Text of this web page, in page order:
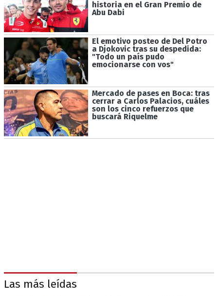
historia en el Gran Premio de
Abu Dabi
El emotivo posteo de Del Potro
a Djokovic tras su despedida:
"Todo un país pudo
emocionarse con vos"
Mercado de pases en Boca: tras
cerrar a Carlos Palacios, cuáles
son los cinco refuerzos que
buscará Riquelme
Las más leídas